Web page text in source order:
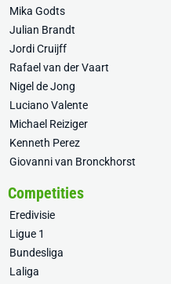
Mika Godts
Julian Brandt
Jordi Cruijff
Rafael van der Vaart
Nigel de Jong
Luciano Valente
Michael Reiziger
Kenneth Perez
Giovanni van Bronckhorst
Competities
Eredivisie
Ligue 1
Bundesliga
Laliga